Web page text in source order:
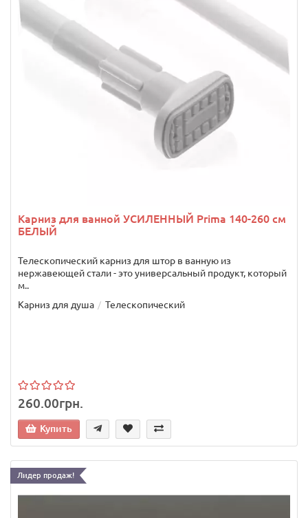
Карниз для ванной УСИЛЕННЫЙ Prima 140-260 см
БЕЛЫЙ
Телескопический карниз для штор в ванную из
нержавеющей стали - это универсальный продукт, который
м..
Карниз для душа
Телескопический
260.00грн.
Купить
Лидер продаж!